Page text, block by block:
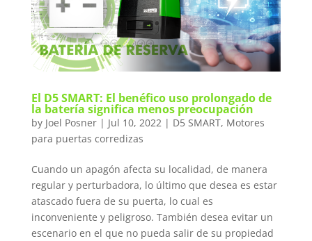
El D5 SMART: El benéfico uso prolongado de
la batería significa menos preocupación
by Joel Posner| Jul 10, 2022| D5 SMART, Motores
para puertas corredizas
Cuando un apagón afecta su localidad, de manera
regular y perturbadora, lo último que desea es estar
atascado fuera de su puerta, lo cual es
inconveniente y peligroso. También desea evitar un
escenario en el que no pueda salir de su propiedad